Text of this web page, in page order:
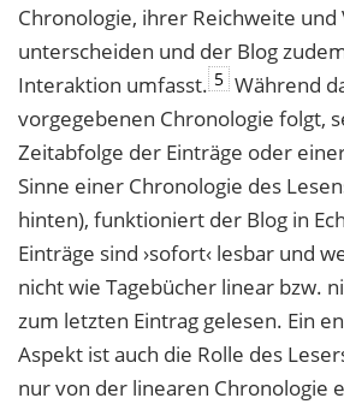
Chronologie, ihrer Reichweite
unterscheiden und der Blog
Interaktion umfasst. 5 Während
vorgegebenen Chronologie folgt,
Zeitabfolge der Einträge oder
Sinne einer Chronologie des
hinten), funktioniert der Blog in
Einträge sind ›sofort‹ lesbar und
nicht wie Tagebücher linear bzw.
zum letzten Eintrag gelesen. Ein
Aspekt ist auch die Rolle des
nur von der linearen Chronologie